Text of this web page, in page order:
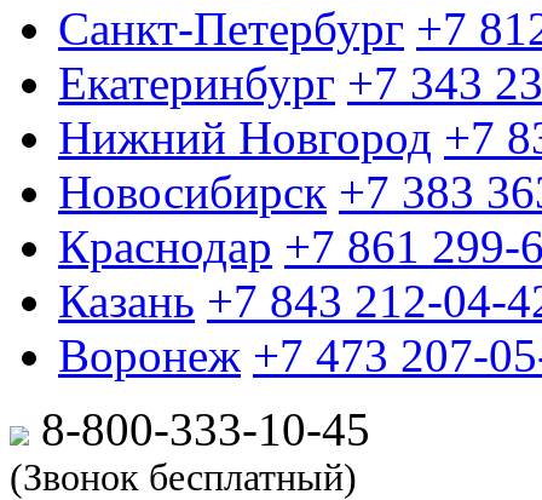
Санкт-Петербург +7
Екатеринбург +7 343
Нижний Новгород +7
Новосибирск +7 383
Краснодар +7 861 299-
Казань +7 843 212-04-
Воронеж +7 473 207-
8-800-333-10-45
(Звонок бесплатный)